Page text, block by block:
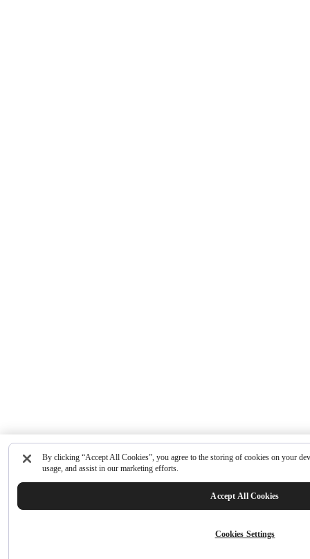
By clicking “Accept All Cookies”, you agree to the storing of cookies on your
usage, and assist in our marketing efforts.
Cookies Settings
Accept All Cookies